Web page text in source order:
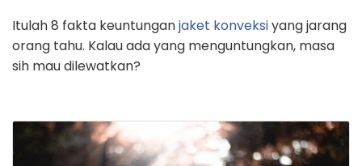
Itulah 8 fakta keuntunganjaket konveksiyang jarang
orang tahu. Kalau ada yang menguntungkan, masa
sih mau dilewatkan?